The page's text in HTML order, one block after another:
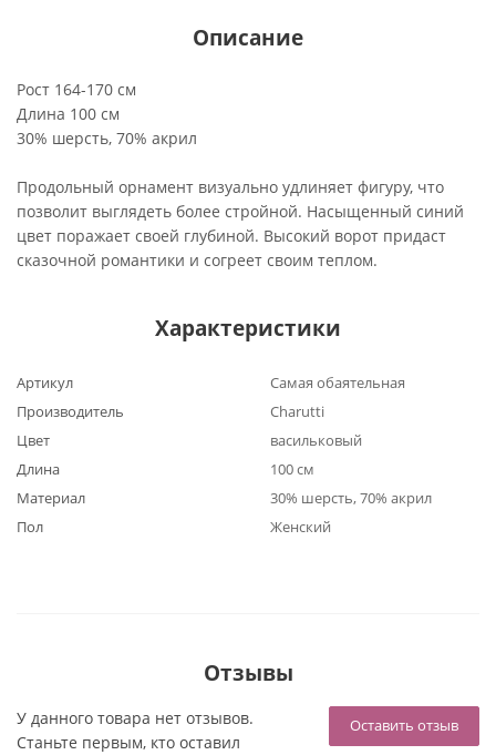
Описание
Рост 164-170 см
Длина 100 см
30% шерсть, 70% акрил
Продольный орнамент визуально удлиняет фигуру, что
позволит выглядеть более стройной. Насыщенный синий
цвет поражает своей глубиной. Высокий ворот придаст
сказочной романтики и согреет своим теплом.
Характеристики
Артикул
Самая обаятельная
Производитель
Charutti
Цвет
васильковый
Длина
100 см
Материал
30% шерсть, 70% акрил
Пол
Женский
Отзывы
Оставить отзыв
У данного товара нет отзывов.
Станьте первым, кто оставил